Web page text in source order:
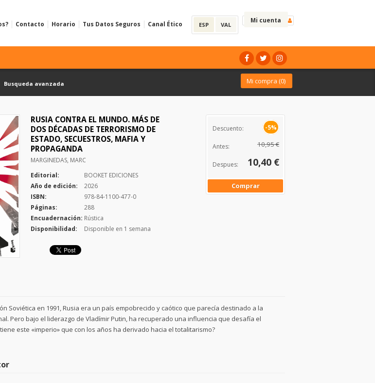
Mi cuenta
ESP VAL
Contacto Horario Tus Datos Seguros Canal Ético
Busqueda avanzada Mi compra (0)
RUSIA CONTRA EL MUNDO. MÁS DE
DOS DÉCADAS DE TERRORISMO DE
ESTADO, SECUESTROS, MAFIA Y
PROPAGANDA
MARGINEDAS, MARC
Editorial:
BOOKET EDICIONES
Año de edición:
2026
ISBN:
978-84-1100-477-0
Páginas:
288
Encuadernación: Rústica
Disponibilidad:
Disponible en 1 semana
Descuento: -5%
Antes: 10,95 €
Despues: 10,40 €
Comprar
Soviética en 1991, Rusia era un país empobrecido y caótico que parecía destinado a la
Pero bajo el liderazgo de Vladímir Putin, ha recuperado una influencia que desafía el
este «imperio» que con los años ha derivado hacia el totalitarismo?